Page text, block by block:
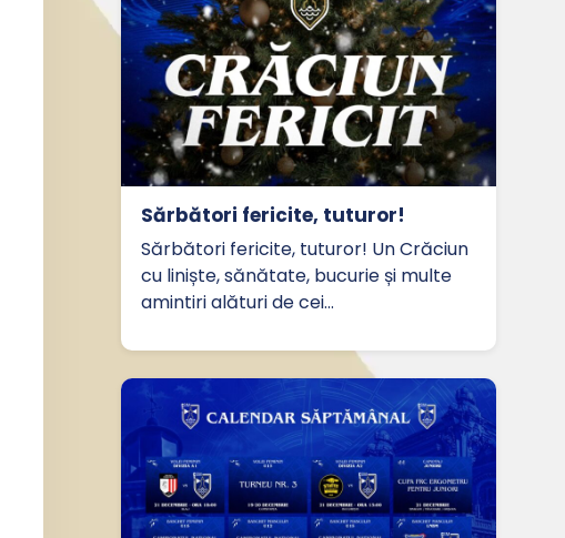
Sărbători fericite, tuturor!
Sărbători fericite, tuturor! Un Crăciun
cu liniște, sănătate, bucurie și multe
amintiri alături de cei…